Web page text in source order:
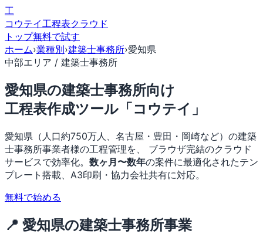
工
コウテイ工程表クラウド
トップ無料で試す
ホーム›業種別›建築士事務所›愛知県
中部エリア / 建築士事務所
愛知県の建築士事務所向け
工程表作成ツール「コウテイ」
愛知県（人口約750万人、名古屋・豊田・岡崎など）の建築
士事務所事業者様の工程管理を、 ブラウザ完結のクラウド
サービスで効率化。 数ヶ月〜数年の案件に最適化されたテン
プレート搭載、A3印刷・協力会社共有に対応。
無料で始める
📍 愛知県の建築士事務所事業